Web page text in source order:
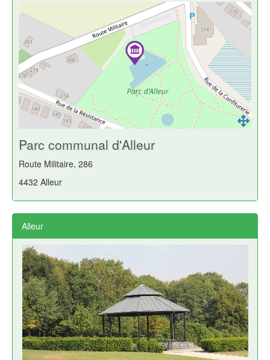
Parc communal d'Alleur
Route Militaire, 286
4432 Alleur
Alleur